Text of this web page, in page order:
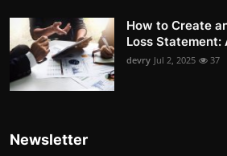
How to Create
Loss Statement:
devry Jul 2, 2025 37
Newsletter